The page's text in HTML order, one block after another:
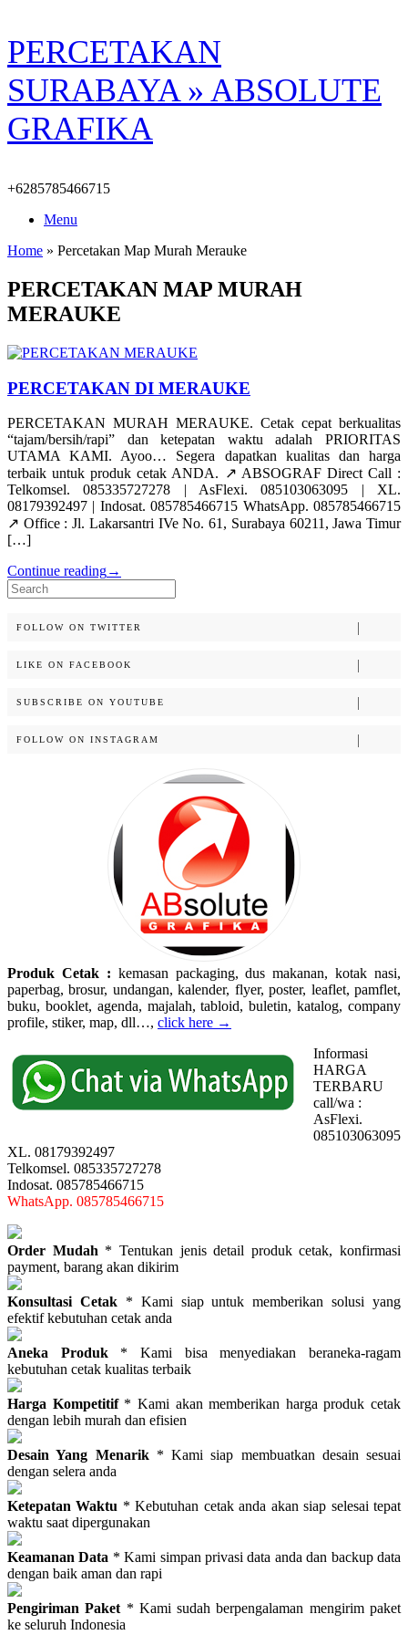
Skip
to
content
PERCETAKAN
SURABAYA » ABSOLUTE
GRAFIKA
+6285785466715
Menu
Home » Percetakan Map Murah Merauke
PERCETAKAN MAP MURAH
MERAUKE
PERCETAKAN DI MERAUKE
PERCETAKAN MURAH MERAUKE. Cetak cepat berkualitas
“tajam/bersih/rapi” dan ketepatan waktu adalah PRIORITAS
UTAMA KAMI. Ayoo… Segera dapatkan kualitas dan harga
terbaik untuk produk cetak ANDA. ↗️ ABSOGRAF Direct Call :
Telkomsel. 085335727278 | AsFlexi. 085103063095 | XL.
08179392497 | Indosat. 085785466715 WhatsApp. 085785466715
↗️ Office : Jl. Lakarsantri IVe No. 61, Surabaya 60211, Jawa Timur
[…]
Continue reading→
Search
for:
FOLLOW ON TWITTER
LIKE ON FACEBOOK
SUBSCRIBE ON YOUTUBE
FOLLOW ON INSTAGRAM
Produk Cetak : kemasan packaging, dus makanan, kotak nasi,
paperbag, brosur, undangan, kalender, flyer, poster, leaflet, pamflet,
buku, booklet, agenda, majalah, tabloid, buletin, katalog, company
profile, stiker, map, dll…, click here →
Informasi
HARGA
TERBARU
call/wa :
AsFlexi.
085103063095
XL. 08179392497
Telkomsel. 085335727278
Indosat. 085785466715
WhatsApp. 085785466715
Order Mudah * Tentukan jenis detail produk cetak, konfirmasi
payment, barang akan dikirim
Konsultasi Cetak* Kami siap untuk memberikan solusi yang
efektif kebutuhan cetak anda
Aneka Produk * Kami bisa menyediakan beraneka-ragam
kebutuhan cetak kualitas terbaik
Harga Kompetitif* Kami akan memberikan harga produk cetak
dengan lebih murah dan efisien
Desain Yang Menarik* Kami siap membuatkan desain sesuai
dengan selera anda
Ketepatan Waktu * Kebutuhan cetak anda akan siap selesai tepat
waktu saat dipergunakan
Keamanan Data * Kami simpan privasi data anda dan backup data
dengan baik aman dan rapi
Pengiriman Paket * Kami sudah berpengalaman mengirim paket
ke seluruh Indonesia